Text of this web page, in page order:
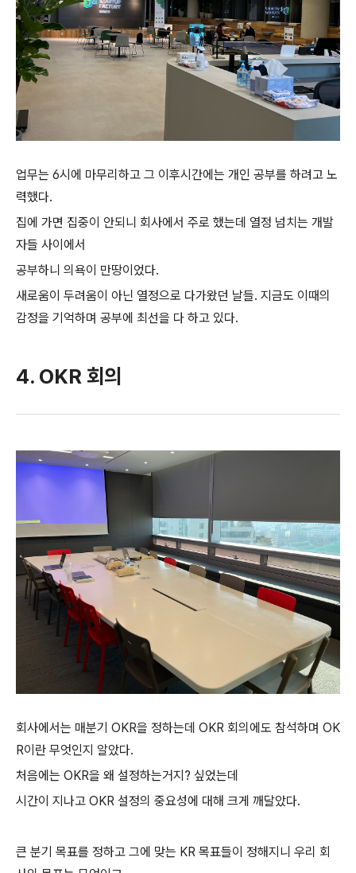
업무는 6시에 마무리하고 그 이후시간에는 개인 공부를 하려고 노
력했다.
집에 가면 집중이 안되니 회사에서 주로 했는데 열정 넘치는 개발
자들 사이에서
공부하니 의욕이 만땅이었다.
새로움이 두려움이 아닌 열정으로 다가왔던 날들. 지금도 이때의
감정을 기억하며 공부에 최선을 다 하고 있다.
4. OKR 회의
회사에서는 매분기 OKR을 정하는데 OKR 회의에도 참석하며 OK
R이란 무엇인지 알았다.
처음에는 OKR을 왜 설정하는거지? 싶었는데
시간이 지나고 OKR 설정의 중요성에 대해 크게 깨달았다.
큰 분기 목표를 정하고 그에 맞는 KR 목표들이 정해지니 우리 회